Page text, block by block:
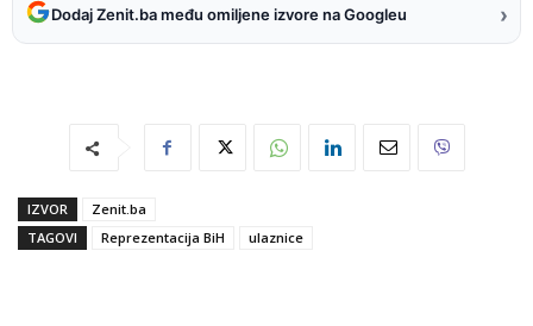
Dodaj Zenit.ba među omiljene izvore na Googleu ›
IZVOR
Zenit.ba
TAGOVI
Reprezentacija BiH ulaznice